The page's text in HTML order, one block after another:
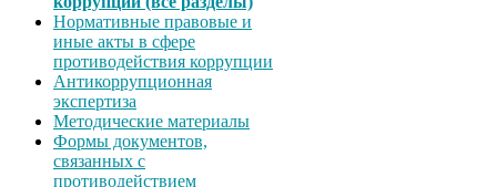
Нормативные правовые и
иные акты в сфере
противодействия коррупции
Антикоррупционная
экспертиза
Методические материалы
Формы документов,
связанных с
противодействием